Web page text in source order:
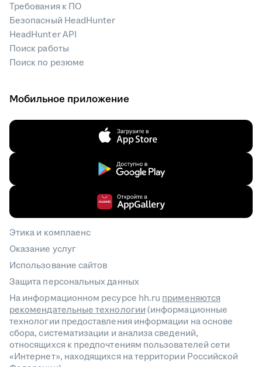
Требования к ПО
Безопасный HeadHunter
HeadHunter API
Поиск работы
Поиск по резюме
Мобильное приложение
Этика и комплаенс
Оказание услуг
Использование сайтов
Защита персональных данных
На информационном ресурсе hh.ru применяются
рекомендательные технологии(информационные
технологии предоставления информации на основе
сбора, систематизации и анализа сведений,
относящихся к предпочтениям пользователей сети
«Интернет», находящихся на территории Российской